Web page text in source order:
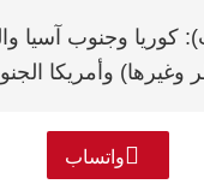
كوريا وجنوب آسيا
وغيرها) وأمريكا
واتساب